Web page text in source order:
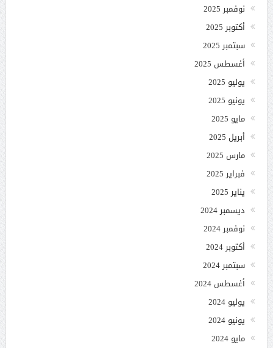
نوفمبر 2025
أكتوبر 2025
سبتمبر 2025
أغسطس 2025
يوليو 2025
يونيو 2025
مايو 2025
أبريل 2025
مارس 2025
فبراير 2025
يناير 2025
ديسمبر 2024
نوفمبر 2024
أكتوبر 2024
سبتمبر 2024
أغسطس 2024
يوليو 2024
يونيو 2024
مايو 2024